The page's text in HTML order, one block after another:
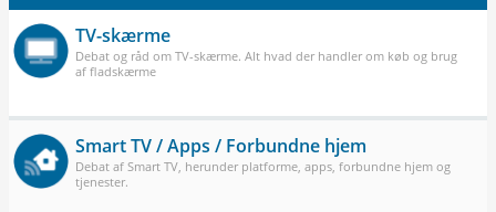
TV-skærme
Debat og råd om TV-skærme. Alt hvad der handler om køb og brug
af fladskærme
Smart TV / Apps / Forbundne hjem
Debat af Smart TV, herunder platforme, apps, forbundne hjem og
tjenester.